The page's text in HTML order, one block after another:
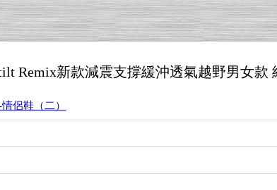
Remix新款減震支撐緩沖透氣越野男女款
侶鞋（二）